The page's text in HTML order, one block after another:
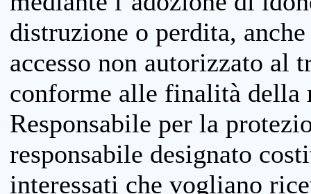
distruzione o perdita,
accesso non autorizzato al
conforme alle finalità della
Responsabile per la
responsabile designato
interessati che vogliano